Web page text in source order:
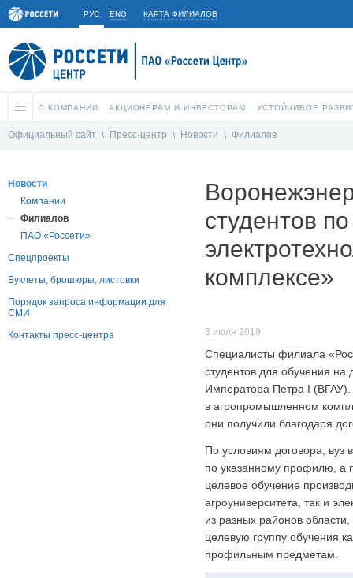
РУС ENG КАРТА ФИЛИАЛОВ
О КОМПАНИИ АКЦИОНЕРАМ И ИНВЕСТОРАМ УСТОЙЧИВОЕ
Официальный сайт \ Пресс-центр \ Новости \ Филиалов
Новости
Компании
Филиалов
ПАО «Россети»
Спецпроекты
Буклеты, брошюры, листовки
Порядок запроса информации для
СМИ
Контакты пресс-центра
студентов
комплексе»
3 июля 2019
Специалисты филиала
студентов для обучения на
Императора Петра I (ВГАУ).
в агропромышленном
они получили благодаря
По условиям договора, вуз
по указанному профилю, а
целевое обучение
агроуниверситета, так и
из разных районов
целевую группу обучения
профильным предметам.